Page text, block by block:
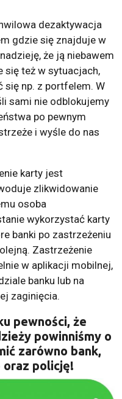
dezaktywacja
gdzie się znajduje w
że ją niebawem
się też w sytuacjach,
np. z portfelem. W
sami nie odblokujemy
po pewnym
i wyśle do nas
karty jest
zlikwidowanie
osoba
wykorzystać karty
banki po zastrzeżeniu
Zastrzeżenie
w aplikacji mobilnej,
banku lub na
zaginięcia.
pewności, że
powinniśmy o
zarówno bank,
policję!